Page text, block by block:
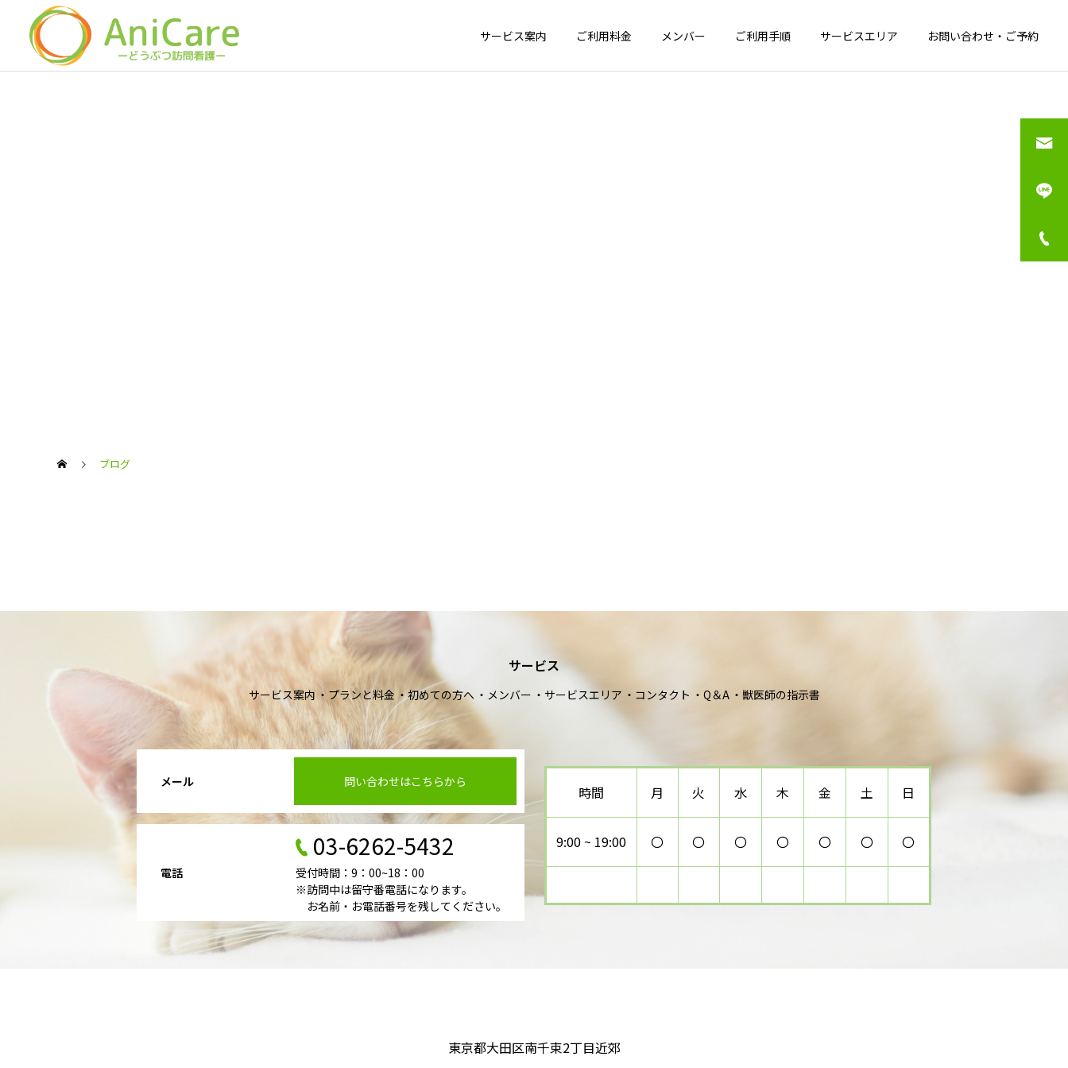
サービス案内 ご利用料金 メンバー ご利用手順 サービスエリア お問い合わせ・ご予約
ブログ
サービス
サービス案内 プランと料金 初めての方へ メンバー サービスエリア コンタクト Q＆A 獣医師の指示書
メール 問い合わせはこちらから
電話
03-6262-5432
受付時間：9：00~18：00
※訪問中は留守番電話になります。
お名前・お電話番号を残してください。
時間 月 火 水 木 金 土 日
9:00 ~ 19:00 〇 〇 〇 〇 〇 〇 〇
東京都大田区南千束2丁目近郊